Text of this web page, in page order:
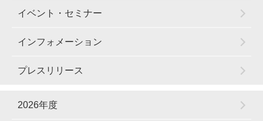
イベント・セミナー
インフォメーション
プレスリリース
2026年度